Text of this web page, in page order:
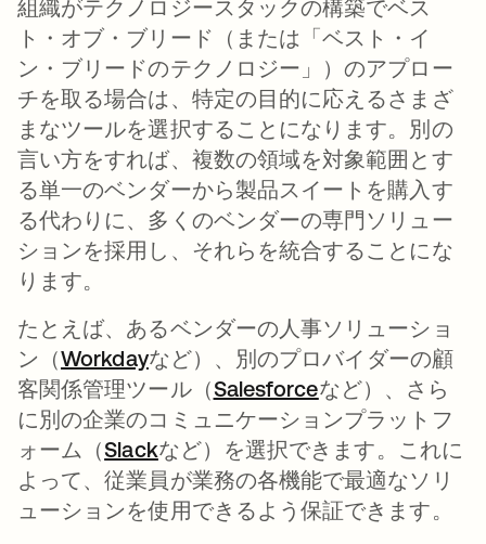
組織がテクノロジースタックの構築でベス
ト・オブ・ブリード（または「ベスト・イ
ン・ブリードのテクノロジー」）のアプロー
チを取る場合は、特定の目的に応えるさまざ
まなツールを選択することになります。別の
言い方をすれば、複数の領域を対象範囲とす
る単一のベンダーから製品スイートを購入す
る代わりに、多くのベンダーの専門ソリュー
ションを採用し、それらを統合することにな
ります。
たとえば、あるベンダーの人事ソリューショ
ン（Workdayなど）、別のプロバイダーの顧
客関係管理ツール（Salesforceなど）、さら
に別の企業のコミュニケーションプラットフ
ォーム（Slackなど）を選択できます。これに
よって、従業員が業務の各機能で最適なソリ
ューションを使用できるよう保証できます。